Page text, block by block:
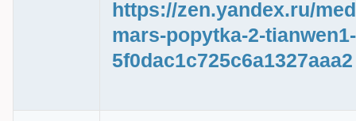
https://zen.yandex.ru/
mars-popytka-2-